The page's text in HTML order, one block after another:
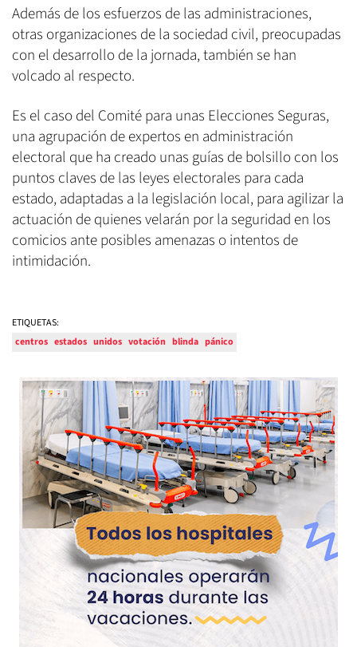
Además de los esfuerzos de las administraciones,
otras organizaciones de la sociedad civil, preocupadas
con el desarrollo de la jornada, también se han
volcado al respecto.
Es el caso del Comité para unas Elecciones Seguras,
una agrupación de expertos en administración
electoral que ha creado unas guías de bolsillo con los
puntos claves de las leyes electorales para cada
estado, adaptadas a la legislación local, para agilizar la
actuación de quienes velarán por la seguridad en los
comicios ante posibles amenazas o intentos de
intimidación.
ETIQUETAS:
centros estados unidos votación blinda pánico